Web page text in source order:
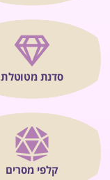
סדנת מטוטלת
קלפי מסרים